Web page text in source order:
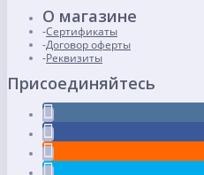
О магазине
Сертификаты
Договор оферты
Реквизиты
Присоединяйтесь